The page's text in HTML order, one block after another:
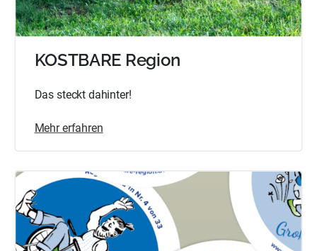
KOSTBARE Region
Das steckt dahinter!
Mehr erfahren